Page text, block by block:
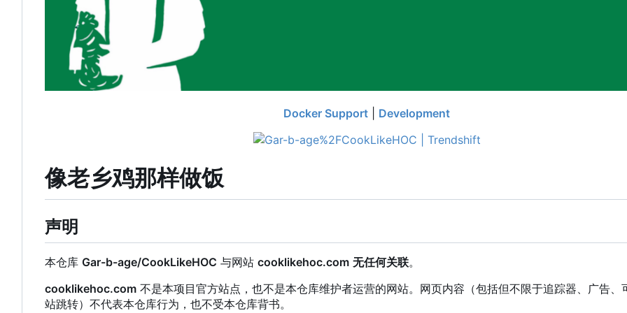
Docker Support Development
像老乡鸡那样做饭
声明
本仓库 Gar-b-age/CookLikeHOC 与网站 cooklikehoc.com 无任何关联。
cooklikehoc.com 不是本项目官方站点，也不是本仓库维护者运营的网站。网页内容（包括但不限于追踪器、广告、
站跳转）不代表本仓库行为，也不受本仓库背书。